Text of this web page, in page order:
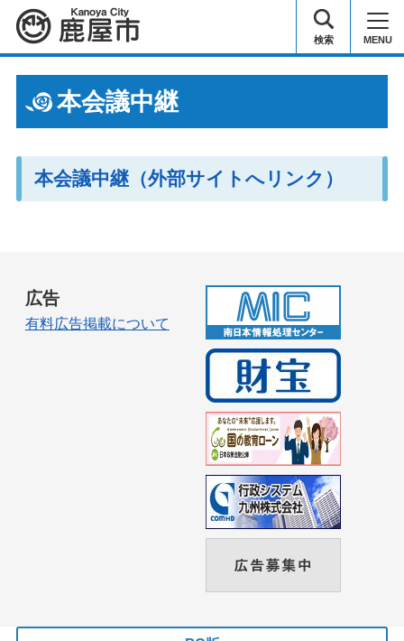
鹿屋市 検索 MENU
本会議中継
本会議中継（外部サイトへリンク）
広告
有料広告掲載について